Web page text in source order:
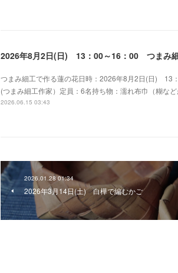
2026年8月2日(日) 13：00～16：00 つまみ
つまみ細工で作る蓮の花日時：2026年8月2日(日) 13
(つまみ細工作家）定員：6名持ち物：濡れ布巾（糊な
2026.06.15 03:43
2026.01.28 01:34
2026年3月14日(土) 白樺で編むかご